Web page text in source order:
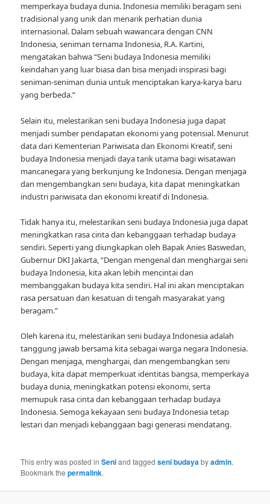
memperkaya budaya dunia. Indonesia memiliki beragam seni
tradisional yang unik dan menarik perhatian dunia
internasional. Dalam sebuah wawancara dengan CNN
Indonesia, seniman ternama Indonesia, R.A. Kartini,
mengatakan bahwa “Seni budaya Indonesia memiliki
keindahan yang luar biasa dan bisa menjadi inspirasi bagi
seniman-seniman dunia untuk menciptakan karya-karya baru
yang berbeda.”
Selain itu, melestarikan seni budaya Indonesia juga dapat
menjadi sumber pendapatan ekonomi yang potensial. Menurut
data dari Kementerian Pariwisata dan Ekonomi Kreatif, seni
budaya Indonesia menjadi daya tarik utama bagi wisatawan
mancanegara yang berkunjung ke Indonesia. Dengan menjaga
dan mengembangkan seni budaya, kita dapat meningkatkan
industri pariwisata dan ekonomi kreatif di Indonesia.
Tidak hanya itu, melestarikan seni budaya Indonesia juga dapat
meningkatkan rasa cinta dan kebanggaan terhadap budaya
sendiri. Seperti yang diungkapkan oleh Bapak Anies Baswedan,
Gubernur DKI Jakarta, “Dengan mengenal dan menghargai seni
budaya Indonesia, kita akan lebih mencintai dan
membanggakan budaya kita sendiri. Hal ini akan menciptakan
rasa persatuan dan kesatuan di tengah masyarakat yang
beragam.”
Oleh karena itu, melestarikan seni budaya Indonesia adalah
tanggung jawab bersama kita sebagai warga negara Indonesia.
Dengan menjaga, menghargai, dan mengembangkan seni
budaya, kita dapat memperkuat identitas bangsa, memperkaya
budaya dunia, meningkatkan potensi ekonomi, serta
memupuk rasa cinta dan kebanggaan terhadap budaya
Indonesia. Semoga kekayaan seni budaya Indonesia tetap
lestari dan menjadi kebanggaan bagi generasi mendatang.
This entry was posted inSeniand taggedseni budayabyadmin.
Bookmark thepermalink.